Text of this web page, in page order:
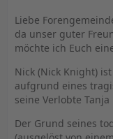
Liebe
da unser guter
möchte ich Euch
Nick (Nick Knight)
aufgrund eines
seine Verlobte
Der Grund seines